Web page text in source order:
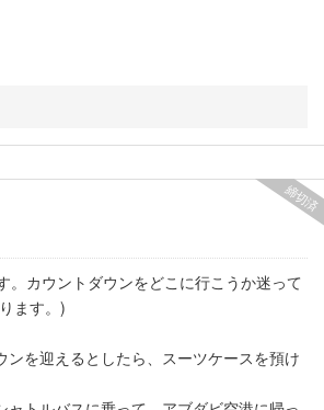
締切済
カウントダウンをどこに行こうか迷って
ます。)
を迎えるとしたら、スーツケースを預け